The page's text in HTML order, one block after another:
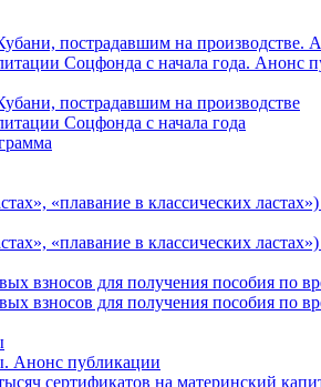
пострадавшим на производстве.
Соцфонда с начала года. Анонс
пострадавшим на производстве
Соцфонда с начала года
«плавание в классических
«плавание в классических
взносов для получения пособия по
взносов для получения пособия по
Анонс публикации
сертификатов на материнский